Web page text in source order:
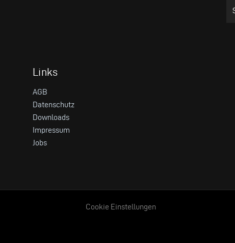
Links
AGB
Datenschutz
Downloads
Impressum
Jobs
Cookie Einstellungen